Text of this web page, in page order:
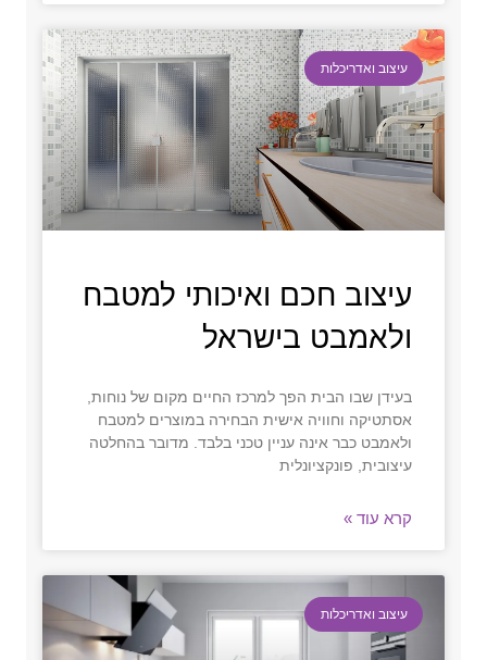
עיצוב ואדריכלות
עיצוב חכם ואיכותי למטבח
ולאמבט בישראל
בעידן שבו הבית הפך למרכז החיים מקום של נוחות,
אסתטיקה וחוויה אישית הבחירה במוצרים למטבח
ולאמבט כבר אינה עניין טכני בלבד. מדובר בהחלטה
עיצובית, פונקציונלית
קרא עוד »
עיצוב ואדריכלות